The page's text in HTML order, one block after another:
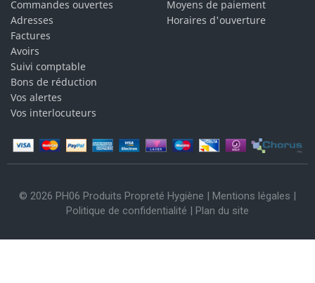
Commandes ouvertes
Adresses
Factures
Avoirs
Suivi comptable
Bons de réduction
Vos alertes
Vos interlocuteurs
Moyens de paiement
Horaires d'ouverture
© 2026 PH06 Produits Propreté Hygiène | Mentions légales
Politique de confidentialité
Plan du site